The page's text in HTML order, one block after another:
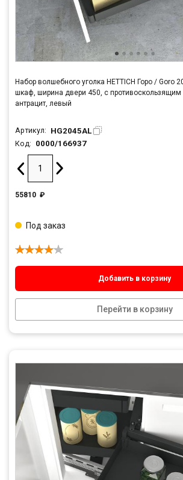
Набор волшебного уголка HETTICH Горо / Goro
шкаф, ширина двери 450, с противоскользящим
антрацит, левый
Артикул: HG2045AL
Код: 0000/166937
55810 ₽
Добавить в корзину
Перейти в корзину
Под заказ